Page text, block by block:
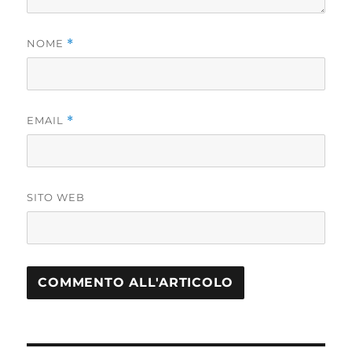
NOME *
EMAIL *
SITO WEB